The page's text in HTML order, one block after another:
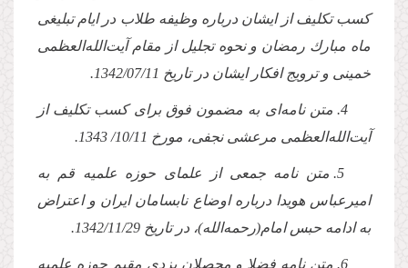
كسب تكلیف از ایشان درباره وظیفه طلاب در ایام تبلیغى
ماه مبارك رمضان و نحوه تجلیل از مقام آیت‌الله‌العظمى
خمینى و ترویج افكار ایشان در تاریخ 1342/07/11
.
4. متن نامه‌اى به مضمون فوق براى كسب تكلیف از
آیت‌الله‌العظمى مرعشى نجفى، مورخ 10/11/ 1343.
5. متن نامه جمعى از علماى حوزه علمیه قم به
امیرعباس هویدا درباره اوضاع نابسامان ایران و اعتراض
به ادامه حبس امام(رحمه‌الله)، در تاریخ 1342/11/29
.
6. متن نامه فضلا و محصلان یزدى مقیم حوزه علمیه